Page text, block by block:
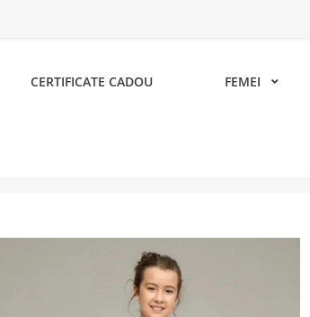
CERTIFICATE CADOU FEMEI